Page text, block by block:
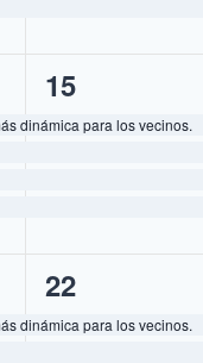
dinámica para los vecinos.
4
eventos,
15
dinámica para los vecinos.
4
eventos,
22